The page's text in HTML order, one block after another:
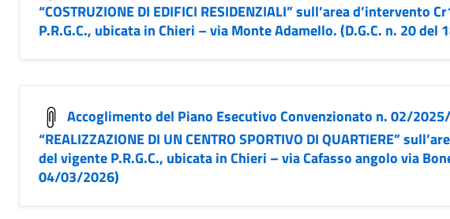
“COSTRUZIONE DI EDIFICI RESIDENZIALI” sull’area d’intervento
P.R.G.C., ubicata in Chieri – via Monte Adamello. (D.G.C. n. 20 del
Accoglimento del Piano Esecutivo Convenzionato n. 02/
“REALIZZAZIONE DI UN CENTRO SPORTIVO DI QUARTIERE”
del vigente P.R.G.C., ubicata in Chieri – via Cafasso angolo via
04/03/2026)